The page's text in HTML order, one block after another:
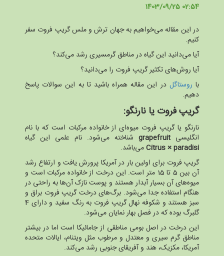
1403/09/25 02:54
در این مقاله می‌خواهیم به جهان ترش و ملس گریپ فروت سفر
کنیم.
آیا می‌دانید این گیاه در مناطق گرمسیری رشد می‌کند؟
آیا روش‌های تکثیر گریپ فروت را می‌دانید؟
با روستاگل در این مقاله همراه باشید تا به این سوالات پاسخ
دهیم.
گریپ فروت یا نارنگو:
نارنگو یا گریپ فروت میوه‌ای از خانواده مرکبات است که با نام
انگلیسی grapefruit شناخته می‌شود. نام علمی این گیاه
Citrus× paradisi
می‌باشد.
گریپ فروت برای اولین بار در آمریکا پرورش یافت و ارتفاع رشد
آن بین 5 تا 15 متر است. این درخت از خانواده مرکبات است و
میوه‌های آن بسیار آبدار هستند و پوست نازک آن‌ها به راحتی در
هنگام استفاده جدا می‌شود. برگ‌های درخت گریپ فروت براق و
سبز هستند و شکوفه نهال گریپ فروت به رنگ سفید و دارای 4
گلبرگ بوده که در فصل بهار نمایان می‌شود.
این درخت در اصل بومی مناطقی از جامائیکا است اما در بیشتر
مناطق گرم سیری و معتدل و مرطوب مثل ویتنام، ایالات متحده
آمریکا، مکزیک، هند و آفریقای جنوبی رشد می‌کند.